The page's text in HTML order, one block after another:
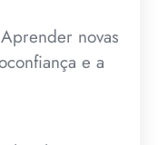
Aprender novas
e a